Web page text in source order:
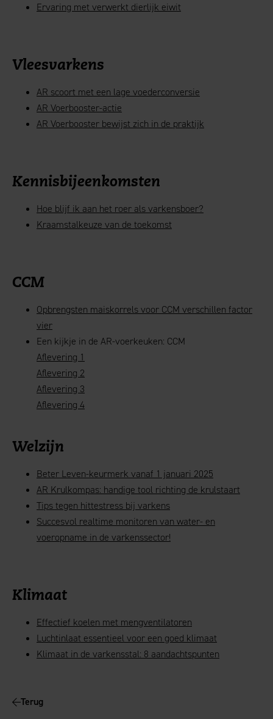
Ervaring met verwerkt dierlijk eiwit
Vleesvarkens
AR scoort met een lage voederconversie
AR Voerbooster-actie
AR Voerbooster bewijst zich in de praktijk
Kennisbijeenkomsten
Hoe blijf ik aan het roer als varkensboer?
Kraamstalkeuze van de toekomst
CCM
Opbrengsten maiskorrels voor CCM verschillen factor
vier
Een kijkje in de AR-voerkeuken: CCM
Aflevering 1
Aflevering 2
Aflevering 3
Aflevering 4
Welzijn
Beter Leven-keurmerk vanaf 1 januari 2025
AR Krulkompas: handige tool richting de krulstaart
Tips tegen hittestress bij varkens
Succesvol realtime monitoren van water- en
voeropname in de varkenssector!
Klimaat
Effectief koelen met mengventilatoren
Luchtinlaat essentieel voor een goed klimaat
Klimaat in de varkensstal: 8 aandachtspunten
Terug